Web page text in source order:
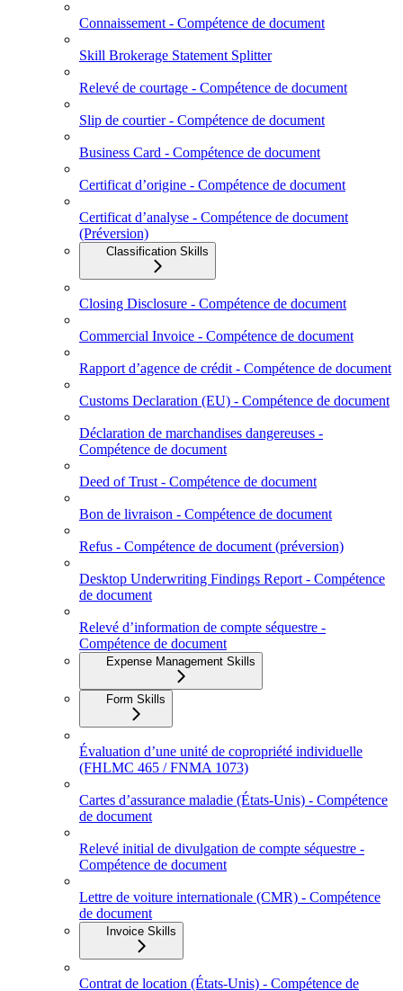
Connaissement - Compétence de document
Skill Brokerage Statement Splitter
Relevé de courtage - Compétence de document
Slip de courtier - Compétence de document
Business Card - Compétence de document
Certificat d’origine - Compétence de document
Certificat d’analyse - Compétence de document
(Préversion)
Classification Skills
Closing Disclosure - Compétence de document
Commercial Invoice - Compétence de document
Rapport d’agence de crédit - Compétence de document
Customs Declaration (EU) - Compétence de document
Déclaration de marchandises dangereuses -
Compétence de document
Deed of Trust - Compétence de document
Bon de livraison - Compétence de document
Refus - Compétence de document (préversion)
Desktop Underwriting Findings Report - Compétence
de document
Relevé d’information de compte séquestre -
Compétence de document
Expense Management Skills
Form Skills
Évaluation d’une unité de copropriété individuelle
(FHLMC 465 / FNMA 1073)
Cartes d’assurance maladie (États‑Unis) - Compétence
de document
Relevé initial de divulgation de compte séquestre -
Compétence de document
Lettre de voiture internationale (CMR) - Compétence
de document
Invoice Skills
Contrat de location (États-Unis) - Compétence de